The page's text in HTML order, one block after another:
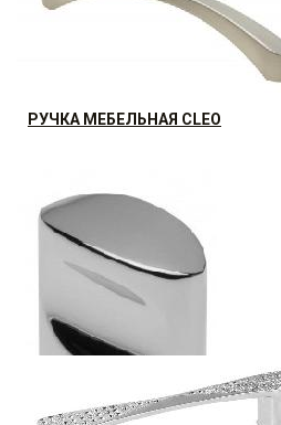
РУЧКА МЕБЕЛЬНАЯ CENTO
РУЧКА МЕБЕЛЬНАЯ CLEO
19.99р.